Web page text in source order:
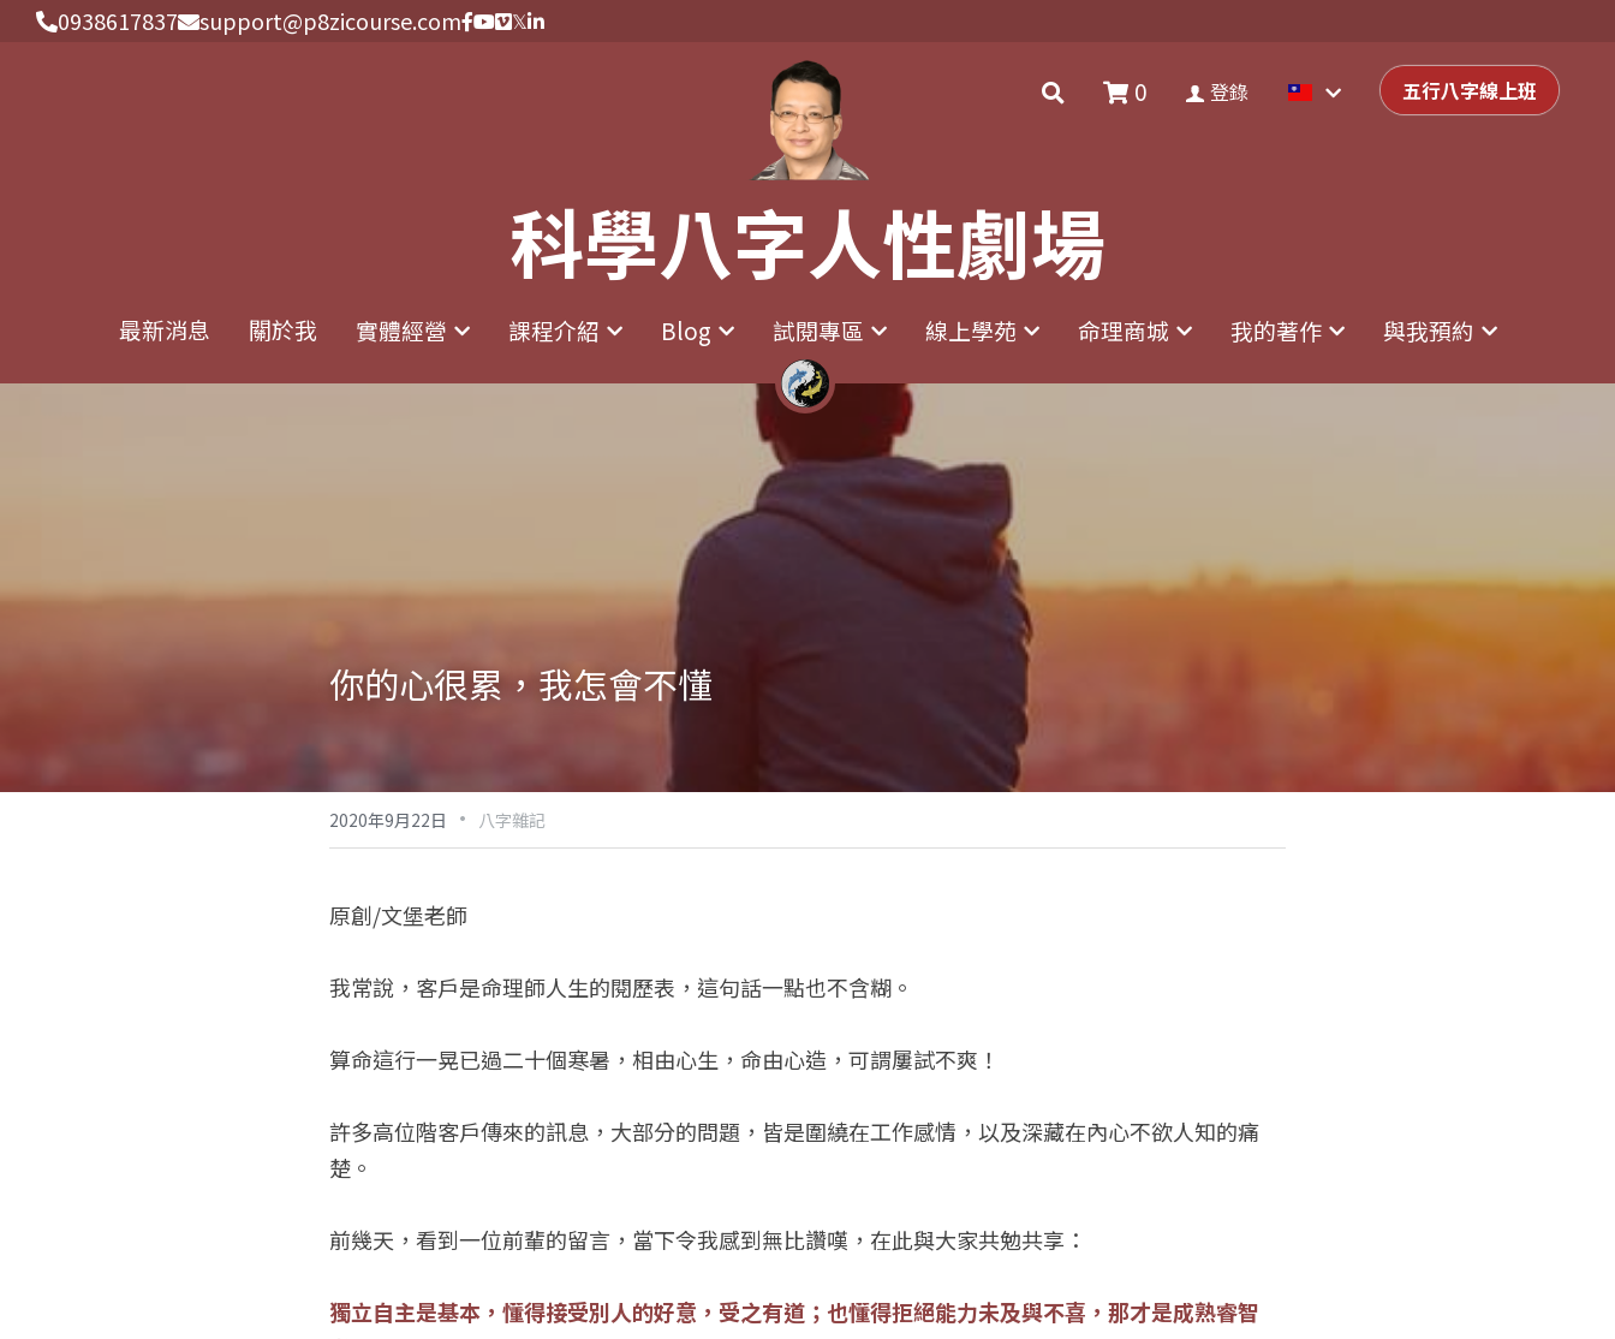
0938617837 support@p8zicourse.com
科學八字人性劇場
最新消息 關於我 實體經營 課程介紹 Blog 試閱專區 線上學苑 命理商城 我的著作 與我預約
0 登錄 五行八字線上班
0938617837 support@p8zicourse.com
科學八字人性劇場
最新消息 關於我 實體經營 課程介紹 Blog 試閱專區 線上學苑 命理商城 我的著作 與我預約
0 登錄 五行八字線上班
你的心很累，我怎會不懂
2020年9月22日 · 八字雜記
原創/文堡老師
我常說，客戶是命理師人生的閱歷表，這句話一點也不含糊。
算命這行一晃已過二十個寒暑，相由心生，命由心造，可謂屢試不爽！
許多高位階客戶傳來的訊息，大部分的問題，皆是圍繞在工作感情，以及深藏在內心不欲人知的痛
楚。
前幾天，看到一位前輩的留言，當下令我感到無比讚嘆，在此與大家共勉共享：
獨立自主是基本，懂得接受別人的好意，受之有道；也懂得拒絕能力未及與不喜，那才是成熟睿智